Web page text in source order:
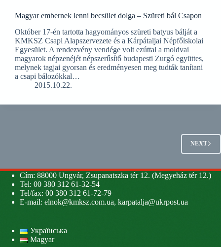
Magyar embernek lenni becsület dolga – Szüreti bál Csapon
Október 17-én tartotta hagyományos szüreti batyus bálját a
KMKSZ Csapi Alapszervezete és a Kárpátaljai Népfőiskolai
Egyesület. A rendezvény vendége volt ezúttal a moldvai
magyarok népzenéjét népszerűsítő budapesti Zurgó együttes,
melynek tagjai gyorsan és eredményesen meg tudták tanítani
a csapi bálozókkal…
2015.10.22.
NEXT
Cím: 88000 Ungvár, Zsupanatszka tér 12. (Megyeház tér 12.)
Tel: 00 380 312 61-32-54
Tel/fax: 00 380 312 61-72-79
E-mail: elnok@kmksz.com.ua, karpatalja@ukrpost.ua
Українська
Magyar